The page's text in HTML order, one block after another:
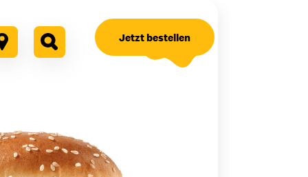
Jetzt bestellen